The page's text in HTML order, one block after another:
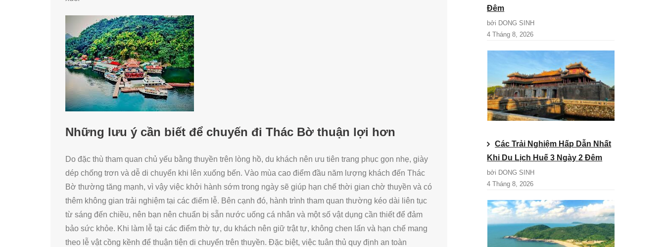
Những lưu ý cần biết để chuyến đi Thác Bờ thuận lợi hơn
Do đặc thù tham quan chủ yếu bằng thuyền trên lòng hồ, du khách nên ưu tiên trang phục gọn nhẹ, giày
dép chống trơn và dễ di chuyển khi lên xuống bến. Vào mùa cao điểm đầu năm lượng khách đến Thác
Bờ thường tăng mạnh, vì vậy việc khởi hành sớm trong ngày sẽ giúp hạn chế thời gian chờ thuyền và có
thêm không gian trải nghiệm tại các điểm lễ. Bên cạnh đó, hành trình tham quan thường kéo dài liên tục
từ sáng đến chiều, nên bạn nên chuẩn bị sẵn nước uống cá nhân và một số vật dụng cần thiết để đảm
bảo sức khỏe. Khi làm lễ tại các điểm thờ tự, du khách nên giữ trật tự, không chen lấn và hạn chế mang
theo lễ vật cồng kềnh để thuận tiện di chuyển trên thuyền. Đặc biệt, việc tuân thủ quy định an toàn
Đêm
bởi DONG SINH
4 Tháng 8, 2026
Các Trải Nghiệm Hấp Dẫn Nhất
Khi Du Lịch Huế 3 Ngày 2 Đêm
bởi DONG SINH
4 Tháng 8, 2026